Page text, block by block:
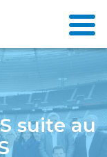
suite au